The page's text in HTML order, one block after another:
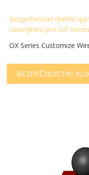
Bezpečnostní dveřní
uzamykání pro OX
OX Series Customize
BEZPEČNOSTNÍ